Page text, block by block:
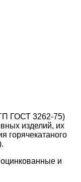
ГОСТ 3262-75)
изделий, их
горячекатаного
и